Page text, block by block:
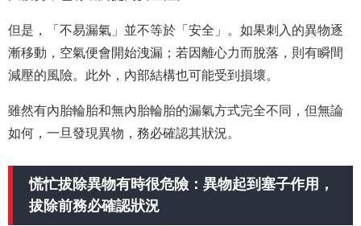
但是，「不易漏氣」並不等於「安全」。如果刺入的異物逐
漸移動，空氣便會開始洩漏；若因離心力而脫落，則有瞬間
減壓的風險。此外，內部結構也可能受到損壞。
雖然有內胎輪胎和無內胎輪胎的漏氣方式完全不同，但無論
如何，一旦發現異物，務必確認其狀況。
慌忙拔除異物有時很危險：異物起到塞子作用，
拔除前務必確認狀況